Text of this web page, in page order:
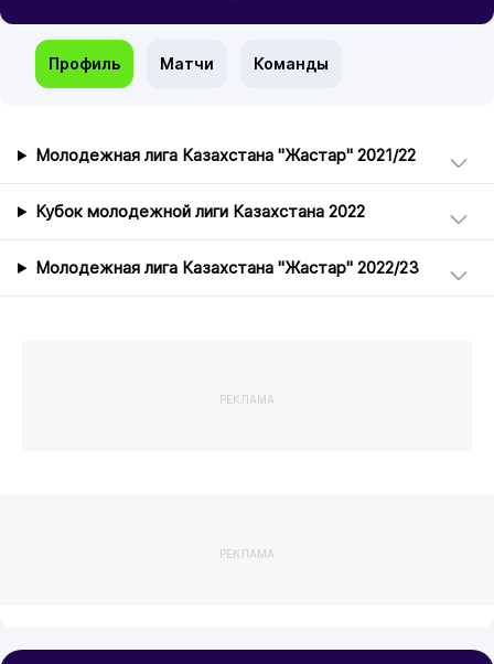
Профиль Матчи Команды
Молодежная лига Казахстана "Жастар" 2021/22
Кубок молодежной лиги Казахстана 2022
Молодежная лига Казахстана "Жастар" 2022/23
РЕКЛАМА
РЕКЛАМА